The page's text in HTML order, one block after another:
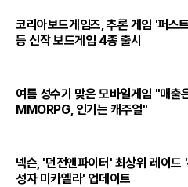
코리아보드게임즈, 추론 게임 '퍼스
등 신작 보드게임 4종 출시
여름 성수기 맞은 모바일게임 "매출
MMORPG, 인기는 캐주얼"
넥슨, '던전앤파이터' 최상위 레이드
성자 미카엘라' 업데이트